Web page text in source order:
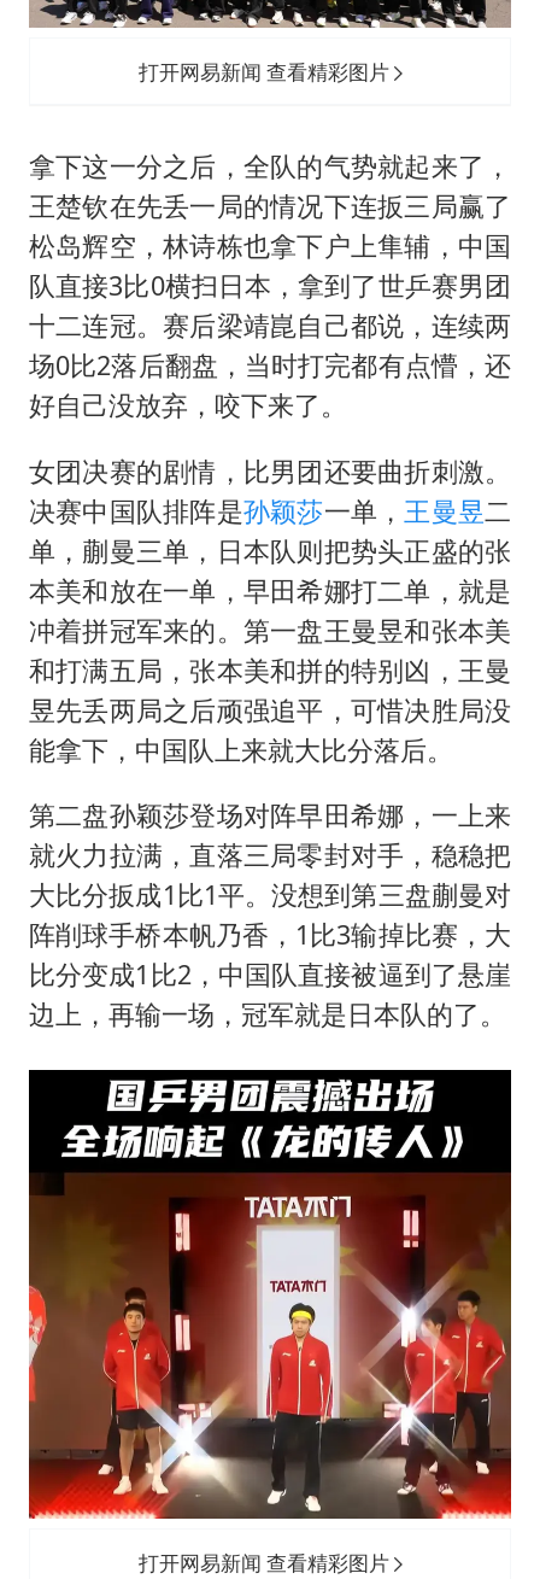
打开网易新闻 查看精彩图片
拿下这一分之后，全队的气势就起来了，
王楚钦在先丢一局的情况下连扳三局赢了
松岛辉空，林诗栋也拿下户上隼辅，中国
队直接3比0横扫日本，拿到了世乒赛男团
十二连冠。赛后梁靖崑自己都说，连续两
场0比2落后翻盘，当时打完都有点懵，还
好自己没放弃，咬下来了。
女团决赛的剧情，比男团还要曲折刺激。
决赛中国队排阵是孙颖莎一单，王曼昱二
单，蒯曼三单，日本队则把势头正盛的张
本美和放在一单，早田希娜打二单，就是
冲着拼冠军来的。第一盘王曼昱和张本美
和打满五局，张本美和拼的特别凶，王曼
昱先丢两局之后顽强追平，可惜决胜局没
能拿下，中国队上来就大比分落后。
第二盘孙颖莎登场对阵早田希娜，一上来
就火力拉满，直落三局零封对手，稳稳把
大比分扳成1比1平。没想到第三盘蒯曼对
阵削球手桥本帆乃香，1比3输掉比赛，大
比分变成1比2，中国队直接被逼到了悬崖
边上，再输一场，冠军就是日本队的了。
打开网易新闻 查看精彩图片